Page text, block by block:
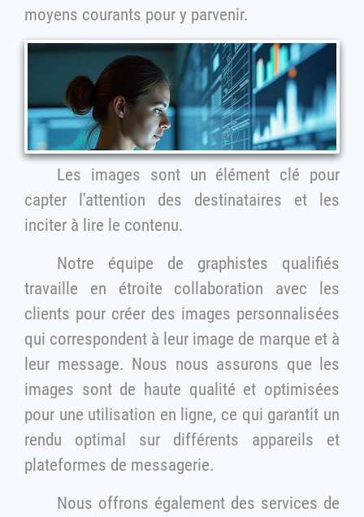
moyens courants pour y parvenir.
Les images sont un élément clé pour
capter l'attention des destinataires et les
inciter à lire le contenu.
Notre équipe de graphistes qualifiés
travaille en étroite collaboration avec les
clients pour créer des images personnalisées
qui correspondent à leur image de marque et à
leur message. Nous nous assurons que les
images sont de haute qualité et optimisées
pour une utilisation en ligne, ce qui garantit un
rendu optimal sur différents appareils et
plateformes de messagerie.
Nous offrons également des services de